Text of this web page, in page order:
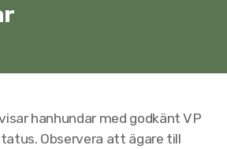
hanhundar med godkänt VP
Observera att ägare till